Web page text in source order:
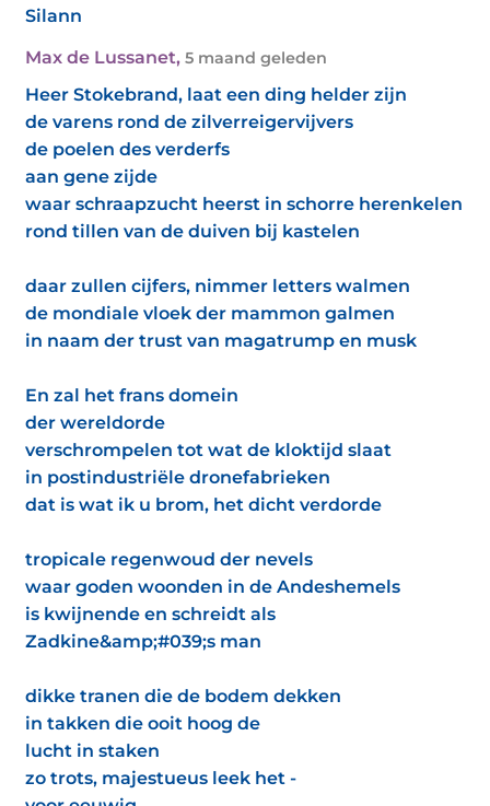
Silann
Max de Lussanet, 5 maand geleden
Heer Stokebrand, laat een ding helder zijn
de varens rond de zilverreigervijvers
de poelen des verderfs
aan gene zijde
waar schraapzucht heerst in schorre herenkelen
rond tillen van de duiven bij kastelen
daar zullen cijfers, nimmer letters walmen
de mondiale vloek der mammon galmen
in naam der trust van magatrump en musk
En zal het frans domein
der wereldorde
verschrompelen tot wat de kloktijd slaat
in postindustriële dronefabrieken
dat is wat ik u brom, het dicht verdorde
tropicale regenwoud der nevels
waar goden woonden in de Andeshemels
is kwijnende en schreidt als
Zadkine&amp;#039;s man
dikke tranen die de bodem dekken
in takken die ooit hoog de
lucht in staken
zo trots, majestueus leek het -